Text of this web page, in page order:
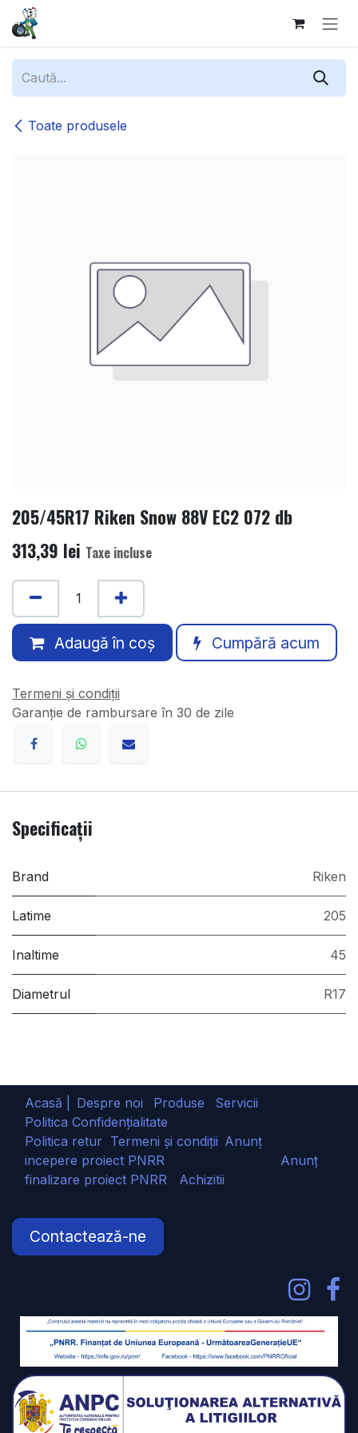
Sari la conținut
Toate produsele
205/45R17 Riken Snow 88V EC2 072 db
313,39 lei Taxe incluse
Adaugă în coș Cumpără acum
Termeni și condiții
Garanție de rambursare în 30 de zile
Specificații
Brand Riken
Latime 205
Inaltime 45
Diametrul R17
Acasă | Despre noi Produse
Servicii
Politica Confidențialitate
Politica retur Termeni și condiții Anunț
incepere proiect PNRR
Anunț
finalizare proiect PNRR Achizitii
Contactează-ne